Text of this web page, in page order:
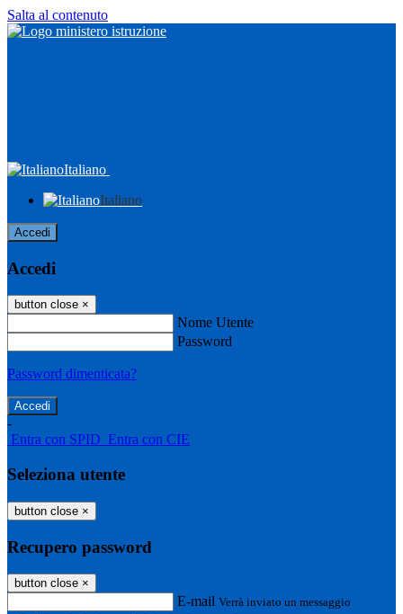
Salta al contenuto
Italiano
Italiano
Accedi
Accedi
button close ×
Nome Utente
Password
Password dimenticata?
-
Entra con SPID Entra con CIE
Seleziona utente
button close ×
Recupero password
button close ×
E-mail Verrà inviato un messaggio